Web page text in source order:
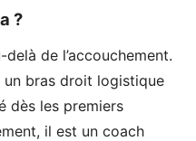
?
de l’accouchement.
un bras droit logistique
dès les premiers
il est un coach